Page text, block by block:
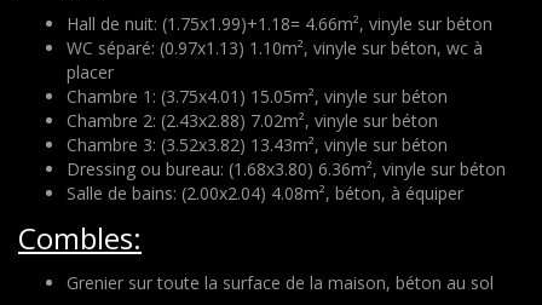
Hall de nuit: (1.75x1.99)+1.18= 4.66m², vinyle sur béton
WC séparé: (0.97x1.13) 1.10m², vinyle sur béton, wc à
placer
Chambre 1: (3.75x4.01) 15.05m², vinyle sur béton
Chambre 2: (2.43x2.88) 7.02m², vinyle sur béton
Chambre 3: (3.52x3.82) 13.43m², vinyle sur béton
Dressing ou bureau: (1.68x3.80) 6.36m², vinyle sur béton
Salle de bains: (2.00x2.04) 4.08m², béton, à équiper
Combles:
Grenier sur toute la surface de la maison, béton au sol